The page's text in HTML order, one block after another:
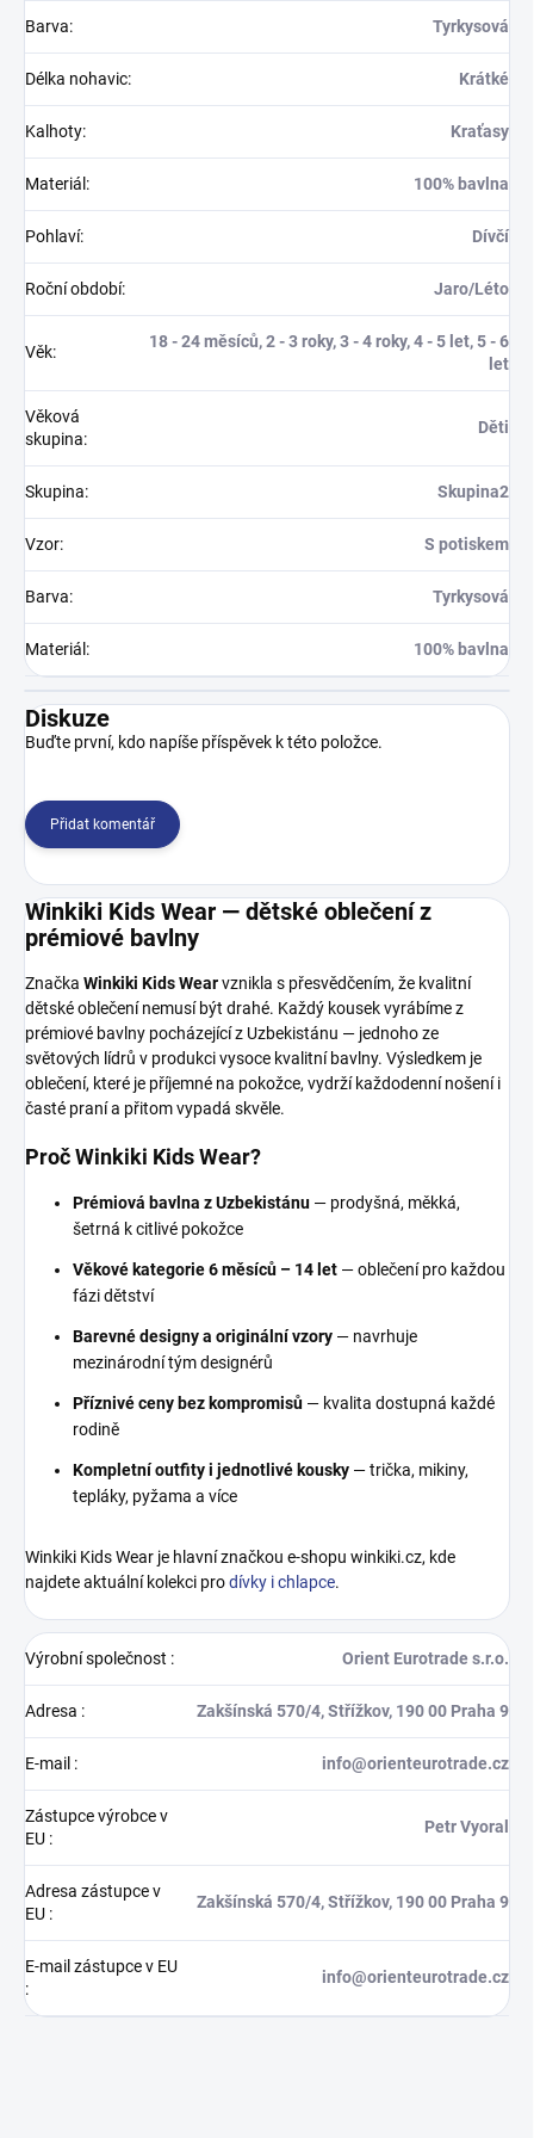
Barva: Tyrkysová
Délka nohavic: Krátké
Kalhoty: Kraťasy
Materiál : 100% bavlna
Pohlaví: Dívčí
Roční období: Jaro/Léto
Věk:
18 - 24 měsíců, 2 - 3 roky, 3 - 4 roky, 4 - 5 let, 5 - 6
let
Věková
skupina:
Děti
Skupina: Skupina2
Vzor: S potiskem
Barva: Tyrkysová
Materiál : 100% bavlna
Diskuze
Buďte první, kdo napíše příspěvek k této položce.
Přidat komentář
Winkiki Kids Wear — dětské oblečení z
prémiové bavlny
Značka Winkiki Kids Wearvznikla s přesvědčením, že kvalitní
dětské oblečení nemusí být drahé. Každý kousek vyrábíme z
prémiové bavlny pocházející z Uzbekistánu — jednoho ze
světových lídrů v produkci vysoce kvalitní bavlny. Výsledkem je
oblečení, které je příjemné na pokožce, vydrží každodenní nošení i
časté praní a přitom vypadá skvěle.
Proč Winkiki Kids Wear?
Prémiová bavlna z Uzbekistánu — prodyšná, měkká,
šetrná k citlivé pokožce
Věkové kategorie 6 měsíců – 14 let — oblečení pro každou
fázi dětství
Barevné designy a originální vzory — navrhuje
mezinárodní tým designérů
Příznivé ceny bez kompromisů — kvalita dostupná každé
rodině
Kompletní outfity i jednotlivé kousky — trička, mikiny,
tepláky, pyžama a více
Winkiki Kids Wear je hlavní značkou e-shopu winkiki.cz, kde
najdete aktuální kolekci prodívky i chlapce.
Výrobní společnost : Orient Eurotrade s.r.o.
Adresa : Zakšínská 570/4, Střížkov, 190 00 Praha 9
E-mail : info@orienteurotrade.cz
Zástupce výrobce v
EU :
Petr Vyoral
Adresa zástupce v
EU :
Zakšínská 570/4, Střížkov, 190 00 Praha 9
E-mail zástupce v EU
:
info@orienteurotrade.cz